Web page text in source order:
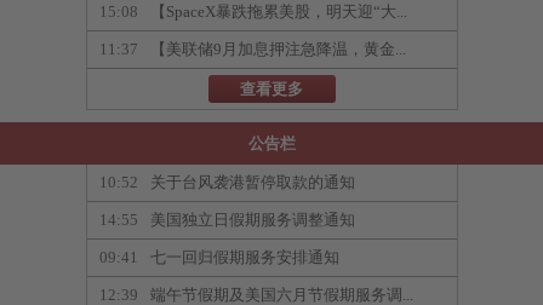
15:08 【SpaceX暴跌拖累美股，明天迎“大...
11:37 【美联储9月加息押注急降温，黄金...
查看更多
公告栏
10:52 关于台风袭港暂停取款的通知
14:55 美国独立日假期服务调整通知
09:41 七一回归假期服务安排通知
12:39 端午节假期及美国六月节假期服务调...